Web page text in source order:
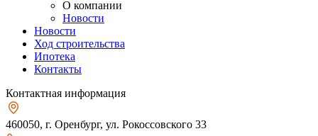
О компании
Новости
Новости
Ход строительства
Ипотека
Контакты
Контактная информация
460050, г. Оренбург, ул. Рокоссовского 33